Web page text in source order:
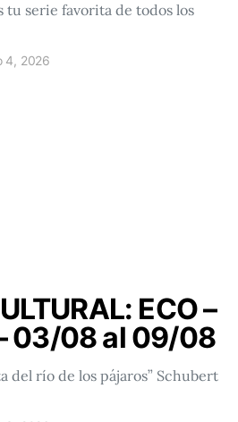
tu serie favorita de todos los
4, 2026
ECO –
03/08 al 09/08
del río de los pájaros” Schubert